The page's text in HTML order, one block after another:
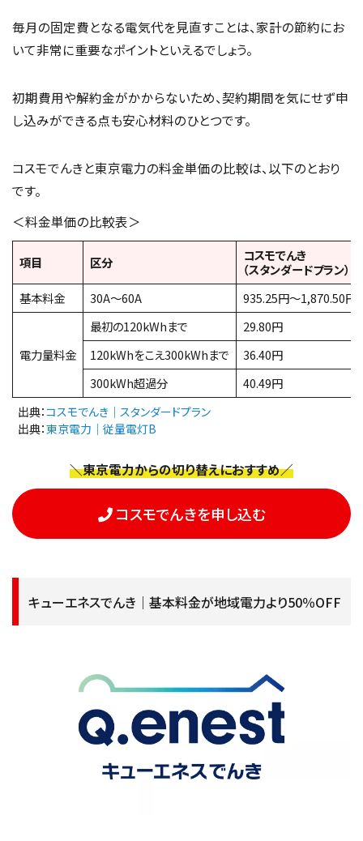
毎月の固定費となる電気代を見直すことは、家計の節約にお
いて非常に重要なポイントといえるでしょう。
初期費用や解約金がかからないため、契約期間を気にせず申
し込みができる点も安心材料のひとつです。
コスモでんきと東京電力の料金単価の比較は、以下のとおり
です。
＜料金単価の比較表＞
項目 区分
コスモでんき
（スタンダードプラン）
基本料金
30A～60A 935.25円～1,870.50円
電力量料金
最初の120kWhまで
29.80円
120kWhをこえ300kWhまで
36.40円
300kWh超過分
40.49円
出典：コスモでんき｜スタンダードプラン
出典：東京電力｜従量電灯B
＼東京電力からの切り替えにおすすめ／
コスモでんきを申し込む
キューエネスでんき｜基本料金が地域電力より50％OFF